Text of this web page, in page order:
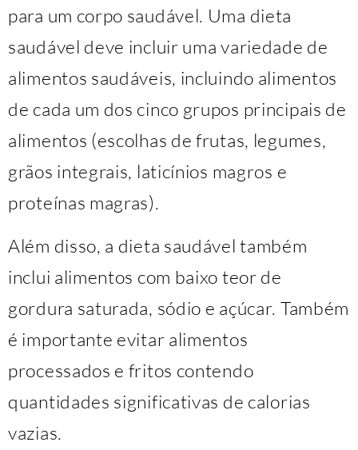
para um corpo saudável. Uma dieta
saudável deve incluir uma variedade de
alimentos saudáveis, incluindo alimentos
de cada um dos cinco grupos principais de
alimentos (escolhas de frutas, legumes,
grãos integrais, laticínios magros e
proteínas magras).
Além disso, a dieta saudável também
inclui alimentos com baixo teor de
gordura saturada, sódio e açúcar. Também
é importante evitar alimentos
processados ​​e fritos contendo
quantidades significativas de calorias
vazias.